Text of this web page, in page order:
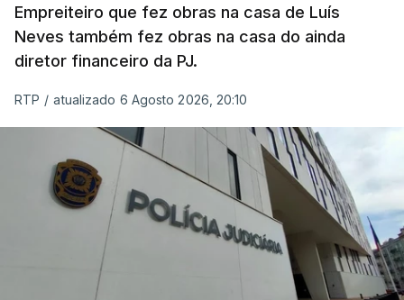
Empreiteiro que fez obras na casa de Luís
Neves também fez obras na casa do ainda
diretor financeiro da PJ.
RTP / atualizado 6 Agosto 2026, 20:10